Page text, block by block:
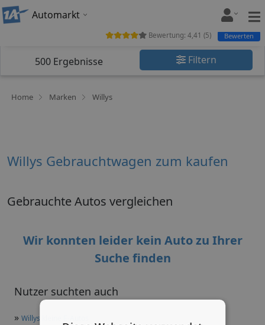
Automarkt
500 Ergebnisse Filtern
Home Marken Willys
Nutzer suchten auch
» Willys kleine E-Autos
Bewertung: 4,41 (5) Bewerten
Willys Gebrauchtwagen zum kaufen
Gebrauchte Autos vergleichen
Wir konnten leider kein Auto zu Ihrer
Suche finden